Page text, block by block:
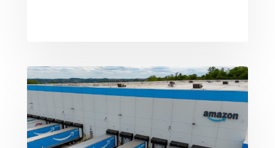
Expertises